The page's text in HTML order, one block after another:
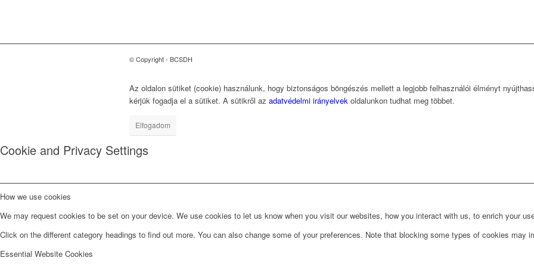
© Copyright - BCSDH
Az oldalon sütiket (cookie) használunk, hogy biztonságos böngészés mellett a legjobb felhasználói élményt
kérjük fogadja el a sütiket. A sütikről az adatvédelmi irányelvek oldalunkon tudhat meg többet.
Elfogadom
Cookie and Privacy Settings
How we use cookies
We may request cookies to be set on your device. We use cookies to let us know when you visit our websites, how you interact with us, to enrich your
Click on the different category headings to find out more. You can also change some of your preferences. Note that blocking some types of cookies may
Essential Website Cookies